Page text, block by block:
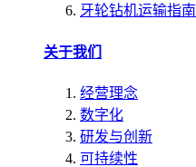
牙轮钻机运输指南
关于我们
经营理念
数字化
研发与创新
可持续性